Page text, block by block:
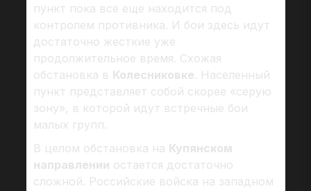
пункт пока все еще находится под
контролем противника. И бои здесь идут
достаточно жесткие уже
продолжительное время. Схожая
обстановка в Колесниковке. Населенный
пункт представляет собой скорее «серую
зону», в которой идут встречные бои
малых групп.
В целом обстановка на Купянском
направлении остается достаточно
сложной. Российские войска на западном